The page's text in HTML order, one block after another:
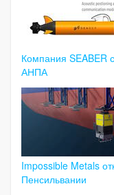
Компания SEABER
АНПА
Impossible Metals
Пенсильвании